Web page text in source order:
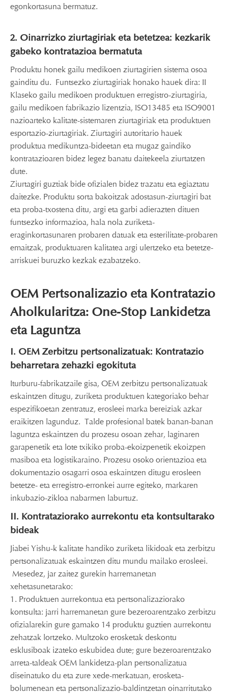
egonkortasuna bermatuz.
2. Oinarrizko ziurtagiriak eta betetzea: kezkarik
gabeko kontratazioa bermatuta
Produktu honek gailu medikoen ziurtagirien sistema osoa
gainditu du. Funtsezko ziurtagiriak honako hauek dira: II
Klaseko gailu medikoen produktuen erregistro-ziurtagiria,
gailu medikoen fabrikazio lizentzia, ISO13485 eta ISO9001
nazioarteko kalitate-sistemaren ziurtagiriak eta produktuen
esportazio-ziurtagiriak. Ziurtagiri autoritario hauek
produktua medikuntza-bideetan eta mugaz gaindiko
kontratazioaren bidez legez banatu daitekeela ziurtatzen
dute.
Ziurtagiri guztiak bide ofizialen bidez trazatu eta egiaztatu
daitezke. Produktu sorta bakoitzak adostasun-ziurtagiri bat
eta proba-txostena ditu, argi eta garbi adierazten dituen
funtsezko informazioa, hala nola zuriketa-
eraginkortasunaren probaren datuak eta esterilitate-probaren
emaitzak, produktuaren kalitatea argi ulertzeko eta betetze-
arriskuei buruzko kezkak ezabatzeko.
OEM Pertsonalizazio eta Kontratazio
Aholkularitza: One-Stop Lankidetza
eta Laguntza
I. OEM Zerbitzu pertsonalizatuak: Kontratazio
beharretara zehazki egokituta
Iturburu-fabrikatzaile gisa, OEM zerbitzu pertsonalizatuak
eskaintzen ditugu, zuriketa produktuen kategoriako behar
espezifikoetan zentratuz, erosleei marka bereiziak azkar
eraikitzen lagunduz. Talde profesional batek banan-banan
laguntza eskaintzen du prozesu osoan zehar, laginaren
garapenetik eta lote txikiko proba-ekoizpenetik ekoizpen
masiboa eta logistikaraino. Prozesu osoko orientazioa eta
dokumentazio osagarri osoa eskaintzen ditugu erosleen
betetze- eta erregistro-erronkei aurre egiteko, markaren
inkubazio-zikloa nabarmen laburtuz.
II. Kontrataziorako aurrekontu eta kontsultarako
bideak
Jiabei Yishu-k kalitate handiko zuriketa likidoak eta zerbitzu
pertsonalizatuak eskaintzen ditu mundu mailako erosleei.
Mesedez, jar zaitez gurekin harremanetan
xehetasunetarako:
1. Produktuen aurrekontua eta pertsonalizaziorako
kontsulta: jarri harremanetan gure bezeroarentzako zerbitzu
ofizialarekin gure gamako 14 produktu guztien aurrekontu
zehatzak lortzeko. Multzoko erosketak deskontu
esklusiboak izateko eskubidea dute; gure bezeroarentzako
arreta-taldeak OEM lankidetza-plan pertsonalizatua
diseinatuko du eta zure xede-merkatuan, erosketa-
bolumenean eta pertsonalizazio-baldintzetan oinarritutako